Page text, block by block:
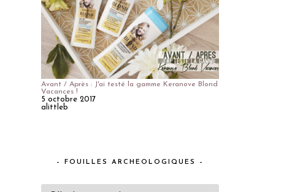
Avant / Après : J'ai testé la gamme Keranove Blond
Vacances !
5 octobre 2017
alittleb
– FOUILLES ARCHEOLOGIQUES –